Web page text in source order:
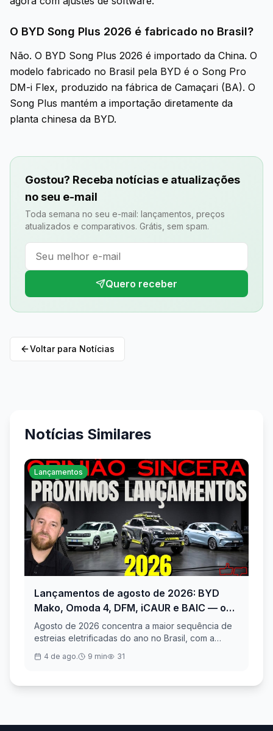
O BYD Song Plus 2026 é fabricado no Brasil?
Não. O BYD Song Plus 2026 é importado da China. O
modelo fabricado no Brasil pela BYD é o Song Pro
DM-i Flex, produzido na fábrica de Camaçari (BA). O
Song Plus mantém a importação diretamente da
planta chinesa da BYD.
Gostou? Receba notícias e atualizações
no seu e-mail
Toda semana no seu e-mail: lançamentos, preços
atualizados e comparativos. Grátis, sem spam.
Quero receber
Voltar para Notícias
Notícias Similares
Lançamentos
Lançamentos de agosto de 2026: BYD
Mako, Omoda 4, DFM, iCAUR e BAIC — o
mês mais movimentado do ano para os
eletrificados
Agosto de 2026 concentra a maior sequência de
estreias eletrificadas do ano no Brasil, com a
BAIC — somada ao Omoda 4 e à pré-estreia da
129 mil no SUV híbrido da Omoda a
4 de ago. 9 min 31